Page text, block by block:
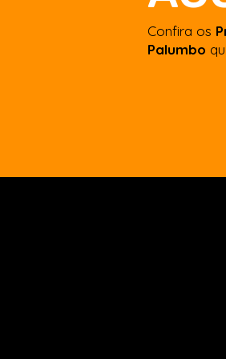
Confira os
Palumbo